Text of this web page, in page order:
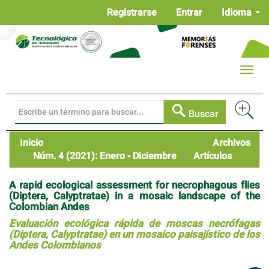
Contenido
principal
Idioma
Registrarse Entrar
Buscar
Toggle
Inicio
Archivos
Núm. 4 (2021): Enero - Diciembre
Artículos
A rapid ecological assessment for necrophagous flies
(Diptera, Calyptratae) in a mosaic landscape of the
Colombian Andes
Evaluación ecológica rápida de moscas necrófagas
(Diptera, Calyptratae) en un mosaico paisajístico de los
Andes Colombianos